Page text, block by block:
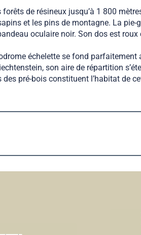
de résineux jusqu’à 1 800
et les pins de montagne. La
oculaire noir. Son dos est
échelette se fond
son aire de répartition
pré-bois constituent l’habitat de